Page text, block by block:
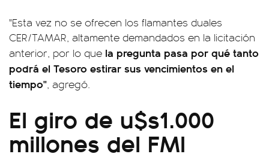
"Esta vez no se ofrecen los flamantes duales
CER/TAMAR, altamente demandados en la licitación
anterior, por lo que la pregunta pasa por qué tanto
podrá el Tesoro estirar sus vencimientos en el
tiempo", agregó.
El giro de u$s1.000
millones del FMI